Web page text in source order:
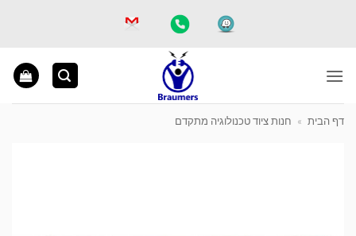
דף הבית » חנות ציוד טכנולוגיה מתקדם